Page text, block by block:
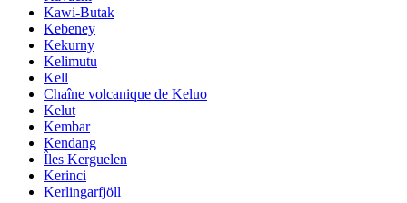
Kawi-Butak
Kebeney
Kekurny
Kelimutu
Kell
Chaîne volcanique de Keluo
Kelut
Kembar
Kendang
Îles Kerguelen
Kerinci
Kerlingarfjöll